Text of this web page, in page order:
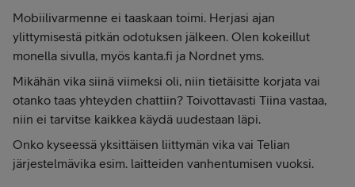
Mobiilivarmenne ei taaskaan toimi. Herjasi ajan
ylittymisestä pitkän odotuksen jälkeen. Olen kokeillut
monella sivulla, myös kanta.fi ja Nordnet yms.
Mikähän vika siinä viimeksi oli, niin tietäisitte korjata vai
otanko taas yhteyden chattiin? Toivottavasti Tiina vastaa,
niin ei tarvitse kaikkea käydä uudestaan läpi.
Onko kyseessä yksittäisen liittymän vika vai Telian
järjestelmävika esim. laitteiden vanhentumisen vuoksi.